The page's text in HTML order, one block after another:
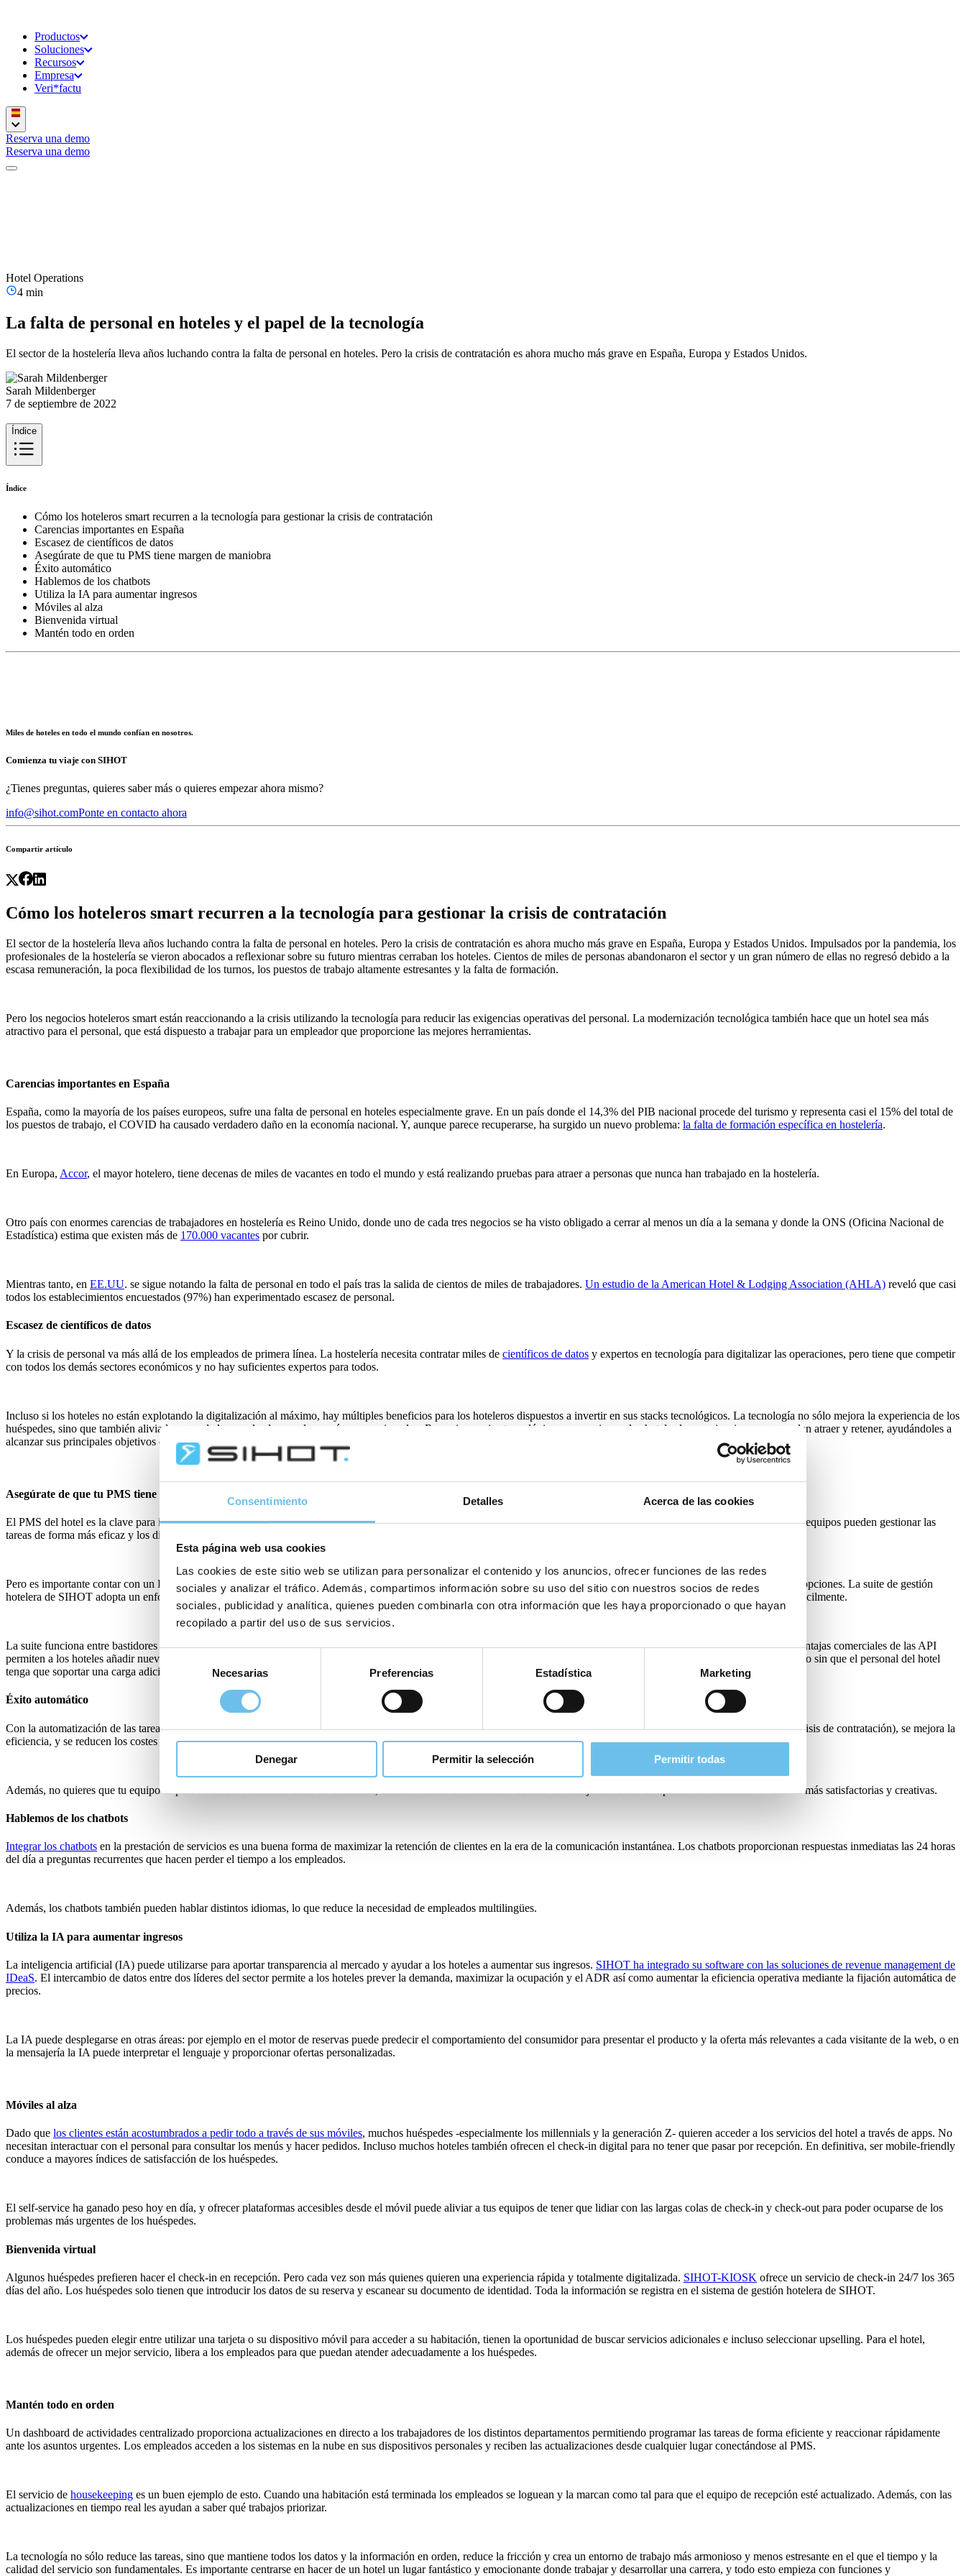
Consentimiento Detalles Acerca de las cookies
Esta página web usa cookies
Las cookies de este sitio web se utilizan para personalizar el contenido y los anuncios, ofrecer funciones de las redes
sociales y analizar el tráfico. Además, compartimos información sobre su uso del sitio con nuestros socios de redes
sociales, publicidad y analítica, quienes pueden combinarla con otra información que les haya proporcionado o que hayan
recopilado a partir del uso de sus servicios.
Selección
de
consentimiento
Necesarias Preferencias Estadística Marketing
Denegar Permitir la selección Permitir todas
Productos
Soluciones
Recursos
Empresa
Veri*factu
Reserva una demo
Reserva una demo
Hotel Operations
4 min
La falta de personal en hoteles y el papel de la tecnología
El sector de la hostelería lleva años luchando contra la falta de personal en hoteles. Pero la crisis de contratación es ahora mucho más grave en España, Europa y Estados Unidos.
Sarah Mildenberger
7 de septiembre de 2022
Índice
Índice
Cómo los hoteleros smart recurren a la tecnología para gestionar la crisis de contratación
Carencias importantes en España
Escasez de científicos de datos
Asegúrate de que tu PMS tiene margen de maniobra
Éxito automático
Hablemos de los chatbots
Utiliza la IA para aumentar ingresos
Móviles al alza
Bienvenida virtual
Mantén todo en orden
Miles de hoteles en todo el mundo confían en nosotros.
Comienza tu viaje con SIHOT
¿Tienes preguntas, quieres saber más o quieres empezar ahora mismo?
info@sihot.comPonte en contacto ahora
Compartir artículo
Cómo los hoteleros smart recurren a la tecnología para gestionar la crisis de contratación
El sector de la hostelería lleva años luchando contra la falta de personal en hoteles. Pero la crisis de contratación es ahora mucho más grave en España, Europa y Estados Unidos. Impulsados por la pandemia, los
profesionales de la hostelería se vieron abocados a reflexionar sobre su futuro mientras cerraban los hoteles. Cientos de miles de personas abandonaron el sector y un gran número de ellas no regresó debido a la
escasa remuneración, la poca flexibilidad de los turnos, los puestos de trabajo altamente estresantes y la falta de formación.
Pero los negocios hoteleros smart están reaccionando a la crisis utilizando la tecnología para reducir las exigencias operativas del personal. La modernización tecnológica también hace que un hotel sea más
atractivo para el personal, que está dispuesto a trabajar para un empleador que proporcione las mejores herramientas.
Carencias importantes en España
España, como la mayoría de los países europeos, sufre una falta de personal en hoteles especialmente grave. En un país donde el 14,3% del PIB nacional procede del turismo y representa casi el 15% del total de
los puestos de trabajo, el COVID ha causado verdadero daño en la economía nacional. Y, aunque parece recuperarse, ha surgido un nuevo problema: la falta de formación específica en hostelería.
En Europa, Accor, el mayor hotelero, tiene decenas de miles de vacantes en todo el mundo y está realizando pruebas para atraer a personas que nunca han trabajado en la hostelería.
Otro país con enormes carencias de trabajadores en hostelería es Reino Unido, donde uno de cada tres negocios se ha visto obligado a cerrar al menos un día a la semana y donde la ONS (Oficina Nacional de
Estadística) estima que existen más de 170.000 vacantes por cubrir.
Mientras tanto, en EE.UU. se sigue notando la falta de personal en todo el país tras la salida de cientos de miles de trabajadores. Un estudio de la American Hotel & Lodging Association (AHLA) reveló que casi
todos los establecimientos encuestados (97%) han experimentado escasez de personal.
Escasez de científicos de datos
Y la crisis de personal va más allá de los empleados de primera línea. La hostelería necesita contratar miles de científicos de datos y expertos en tecnología para digitalizar las operaciones, pero tiene que competir
con todos los demás sectores económicos y no hay suficientes expertos para todos.
Incluso si los hoteles no están explotando la digitalización al máximo, hay múltiples beneficios para los hoteleros dispuestos a invertir en sus stacks tecnológicos. La tecnología no sólo mejora la experiencia de los
huéspedes, sino que también alivia la carga de los empleados, ya de por sí muy presionados. Recurrir a socios tecnológicos proporciona a los hoteles la experiencia que no pueden atraer y retener, ayudándoles a
alcanzar sus principales objetivos comerciales.
Asegúrate de que tu PMS tiene margen de maniobra
El PMS del hotel es la clave para impulsar la eficiencia operativa ya que ofrece al personal acceso instantáneo a la información sobre las estancias de los huéspedes. Además, los equipos pueden gestionar las
tareas de forma más eficaz y los directores obtienen información sobre las rotaciones de trabajo y los niveles de personal.
Pero es importante contar con un PMS que sea capaz de integrarse con el software y las aplicaciones de otros proveedores, dejando a los hoteles la libertad de elegir las mejores opciones. La suite de gestión
hotelera de SIHOT adopta un enfoque basado en API (interfaz de programación de aplicaciones), lo que significa que los sistemas y aplicaciones de terceros pueden integrarse fácilmente.
La suite funciona entre bastidores para soportar más de 180 integraciones así, los hoteles pueden centrarse en las operaciones diarias en lugar de gestionar la parte técnica. Las ventajas comerciales de las API
permiten a los hoteles añadir nuevos productos y servicios en cualquier momento, mejorando la experiencia digital de los huéspedes y obteniendo ingresos adicionales. Y todo ello sin que el personal del hotel
tenga que soportar una carga adicional ni realizar una formación especializada.
Éxito automático
Con la automatización de las tareas administrativas se consiguen beneficios operacionales: se libera de carga al personal ahorrando horas de trabajo (lo que es vital durante una crisis de contratación), se mejora la
eficiencia, y se reducen los costes al contar con datos más precisos.
Además, no quieres que tu equipo se pase horas introduciendo datos en el sistema, sentados frente al ordenador. Cuando se trabaja con datos completos las funciones se vuelven más satisfactorias y creativas.
Hablemos de los chatbots
Integrar los chatbots en la prestación de servicios es una buena forma de maximizar la retención de clientes en la era de la comunicación instantánea. Los chatbots proporcionan respuestas inmediatas las 24 horas
del día a preguntas recurrentes que hacen perder el tiempo a los empleados.
Además, los chatbots también pueden hablar distintos idiomas, lo que reduce la necesidad de empleados multilingües.
Utiliza la IA para aumentar ingresos
La inteligencia artificial (IA) puede utilizarse para aportar transparencia al mercado y ayudar a los hoteles a aumentar sus ingresos. SIHOT ha integrado su software con las soluciones de revenue management de
IDeaS. El intercambio de datos entre dos líderes del sector permite a los hoteles prever la demanda, maximizar la ocupación y el ADR así como aumentar la eficiencia operativa mediante la fijación automática de
precios.
La IA puede desplegarse en otras áreas: por ejemplo en el motor de reservas puede predecir el comportamiento del consumidor para presentar el producto y la oferta más relevantes a cada visitante de la web, o en
la mensajería la IA puede interpretar el lenguaje y proporcionar ofertas personalizadas.
Móviles al alza
Dado que los clientes están acostumbrados a pedir todo a través de sus móviles, muchos huéspedes -especialmente los millennials y la generación Z- quieren acceder a los servicios del hotel a través de apps. No
necesitan interactuar con el personal para consultar los menús y hacer pedidos. Incluso muchos hoteles también ofrecen el check-in digital para no tener que pasar por recepción. En definitiva, ser mobile-friendly
conduce a mayores índices de satisfacción de los huéspedes.
El self-service ha ganado peso hoy en día, y ofrecer plataformas accesibles desde el móvil puede aliviar a tus equipos de tener que lidiar con las largas colas de check-in y check-out para poder ocuparse de los
problemas más urgentes de los huéspedes.
Bienvenida virtual
Algunos huéspedes prefieren hacer el check-in en recepción. Pero cada vez son más quienes quieren una experiencia rápida y totalmente digitalizada. SIHOT-KIOSK ofrece un servicio de check-in 24/7 los 365
días del año. Los huéspedes solo tienen que introducir los datos de su reserva y escanear su documento de identidad. Toda la información se registra en el sistema de gestión hotelera de SIHOT.
Los huéspedes pueden elegir entre utilizar una tarjeta o su dispositivo móvil para acceder a su habitación, tienen la oportunidad de buscar servicios adicionales e incluso seleccionar upselling. Para el hotel,
además de ofrecer un mejor servicio, libera a los empleados para que puedan atender adecuadamente a los huéspedes.
Mantén todo en orden
Un dashboard de actividades centralizado proporciona actualizaciones en directo a los trabajadores de los distintos departamentos permitiendo programar las tareas de forma eficiente y reaccionar rápidamente
ante los asuntos urgentes. Los empleados acceden a los sistemas en la nube en sus dispositivos personales y reciben las actualizaciones desde cualquier lugar conectándose al PMS.
El servicio de housekeeping es un buen ejemplo de esto. Cuando una habitación está terminada los empleados se loguean y la marcan como tal para que el equipo de recepción esté actualizado. Además, con las
actualizaciones en tiempo real les ayudan a saber qué trabajos priorizar.
La tecnología no sólo reduce las tareas, sino que mantiene todos los datos y la información en orden, reduce la fricción y crea un entorno de trabajo más armonioso y menos estresante en el que el tiempo y la
calidad del servicio son fundamentales. Es importante centrarse en hacer de un hotel un lugar fantástico y emocionante donde trabajar y desarrollar una carrera, y todo esto empieza con funciones y